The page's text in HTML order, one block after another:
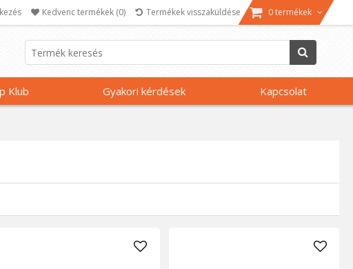
Kedvenc termékek (0) Termékek visszaküldése 0 termékek
Klub Gyakori kérdések Kapcsolat